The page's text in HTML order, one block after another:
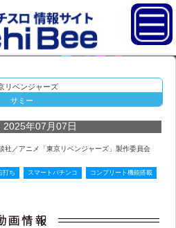
リベンジャーズ
サミー
2025年07月07日
／アニメ「東京リベンジャーズ」製作委員会
打ち スマートパチンコ コンプリート機能搭載